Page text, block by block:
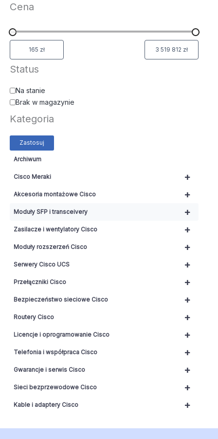
Cena
Status
Na stanie
Brak w magazynie
Kategoria
Zastosuj
Archiwum
+
Cisco Meraki
+
Akcesoria montażowe Cisco
+
Moduły SFP i transceivery
+
Zasilacze i wentylatory Cisco
+
Moduły rozszerzeń Cisco
+
Serwery Cisco UCS
+
Przełączniki Cisco
+
Bezpieczeństwo sieciowe Cisco
+
Routery Cisco
+
Licencje i oprogramowanie Cisco
+
Telefonia i współpraca Cisco
+
Gwarancje i serwis Cisco
+
Sieci bezprzewodowe Cisco
+
Kable i adaptery Cisco